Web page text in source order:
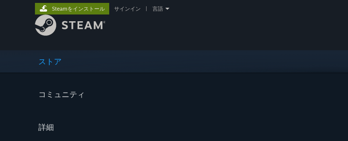
ストア
コミュニティ
詳細
Steamをインストール サインイン 言語